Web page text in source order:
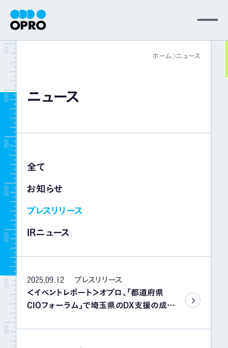
会社情報
事業内容
ニュース
パートナー
サポート
イベント＆セミナー
IR情報
採用情報
ホーム ニュース
ニュース
全て
お知らせ
プレスリリース
IRニュース
2025.09.12
プレスリリース
＜イベントレポート＞オプロ、「都道府県
CIOフォーラム」で埼玉県のDX支援の成果
リー申請システム」を「カミレス」の導入事